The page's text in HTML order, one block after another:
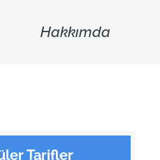
Hakkımda
Tarifler